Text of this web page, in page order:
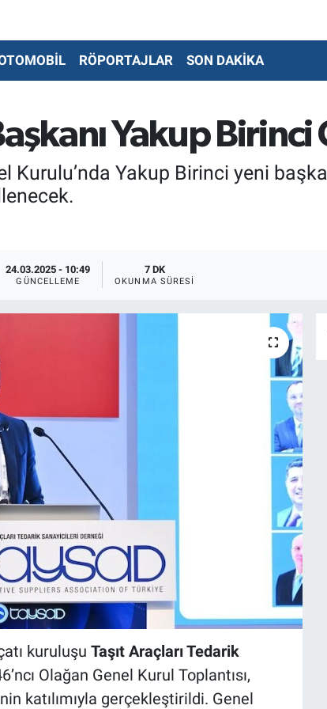
RÖPORTAJLAR SON DAKİKA
Yakup
Kurulu’nda Yakup Birinci yeni
24.03.2025 - 10:49
GÜNCELLEME
7 DK
OKUNMA SÜRESI
kuruluşu Taşıt Araçları Tedarik
Olağan Genel Kurul Toplantısı,
katılımıyla gerçekleştirildi. Genel